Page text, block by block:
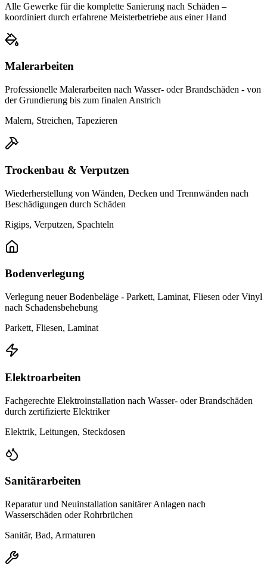
Alle Gewerke für die komplette Sanierung nach Schäden –
koordiniert durch erfahrene Meisterbetriebe aus einer Hand
Malerarbeiten
Professionelle Malerarbeiten nach Wasser- oder Brandschäden - von
der Grundierung bis zum finalen Anstrich
Malern, Streichen, Tapezieren
Trockenbau & Verputzen
Wiederherstellung von Wänden, Decken und Trennwänden nach
Beschädigungen durch Schäden
Rigips, Verputzen, Spachteln
Bodenverlegung
Verlegung neuer Bodenbeläge - Parkett, Laminat, Fliesen oder Vinyl
nach Schadensbehebung
Parkett, Fliesen, Laminat
Elektroarbeiten
Fachgerechte Elektroinstallation nach Wasser- oder Brandschäden
durch zertifizierte Elektriker
Elektrik, Leitungen, Steckdosen
Sanitärarbeiten
Reparatur und Neuinstallation sanitärer Anlagen nach
Wasserschäden oder Rohrbrüchen
Sanitär, Bad, Armaturen